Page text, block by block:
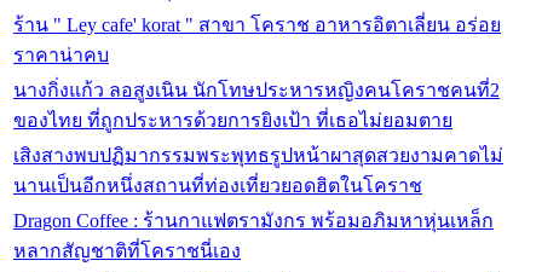
ร้าน " Ley cafe' korat " สาขา โคราช อาหารอิตาเลี่ยน อร่อย
ราคาน่าคบ
นางกิ่งแก้ว ลอสูงเนิน นักโทษประหารหญิงคนโคราชคนที่2
ของไทย ที่ถูกประหารด้วยการยิงเป้า ที่เธอไม่ยอมตาย
เสิงสางพบปฏิมากรรมพระพุทธรูปหน้าผาสุดสวยงามคาดไม่
นานเป็นอีกหนึ่งสถานที่ท่องเที่ยวยอดฮิตในโคราช
Dragon Coffee : ร้านกาแฟตรามังกร พร้อมอภิมหาหุ่นเหล็ก
หลากสัญชาติที่โคราชนี่เอง